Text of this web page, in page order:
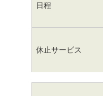
日程
休止サービス